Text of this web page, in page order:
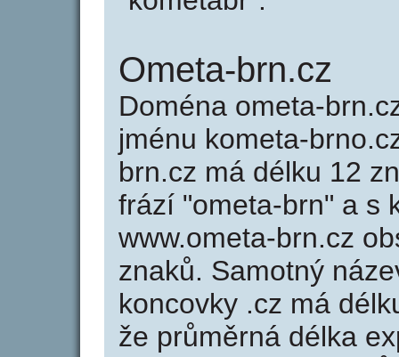
Ometa-brn.cz
Doména ometa-
jménu kometa-
brn.cz má délku 12
frází "ometa-brn" a s
www.ometa-brn.cz
znaků. Samotný
koncovky .cz má
že průměrná délka